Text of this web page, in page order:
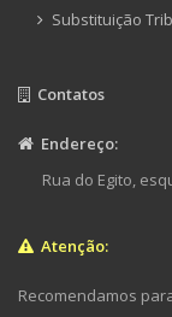
Substituição
Contatos
Endereço:
Rua do Egito,
Atenção:
Recomendamos